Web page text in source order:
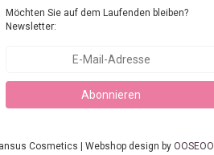
Möchten Sie auf dem Laufenden bleiben?
Newsletter:
Abonnieren
Cosmetics | Webshop design by OOSEOO